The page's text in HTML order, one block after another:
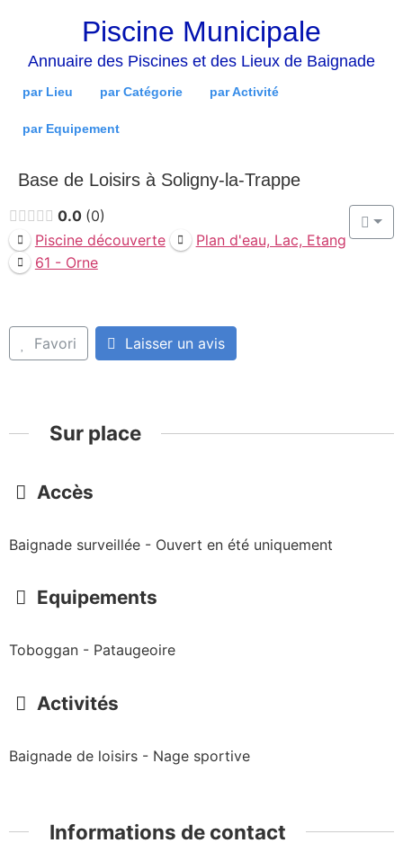
Piscine Municipale
Annuaire des Piscines et des Lieux de Baignade
par Lieu par Catégorie par Activité
par Equipement
Base de Loisirs à Soligny-la-Trappe
0.0 0
Piscine découverte
Plan d'eau, Lac, Etang
61 - Orne
Favori Laisser un avis
Sur place
Accès
Baignade surveillée - Ouvert en été uniquement
Equipements
Toboggan - Pataugeoire
Activités
Baignade de loisirs - Nage sportive
Informations de contact